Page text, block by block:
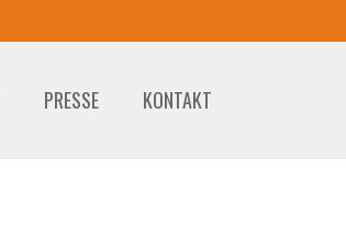
PRESSE KONTAKT